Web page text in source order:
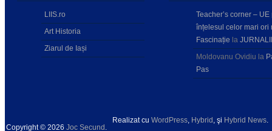
LIIS.ro
Art Historia
Ziarul de Iași
Teacher’s corner – UE
înțelesul celor mari ori
Fascinație la
Moldovanu Ovidiu la
Pas
Copyright © 2026 Joc Secund .
Realizat cu WordPress, Hybrid , şi Hybrid News.